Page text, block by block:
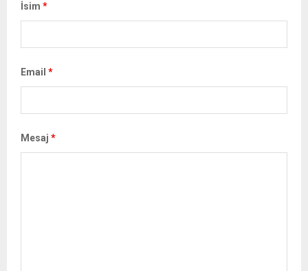
İsim *
Email *
Mesaj *